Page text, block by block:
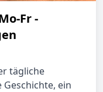
Fr -
tägliche
Geschichte, ein